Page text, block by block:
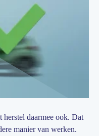
herstel daarmee ook. Dat
manier van werken.